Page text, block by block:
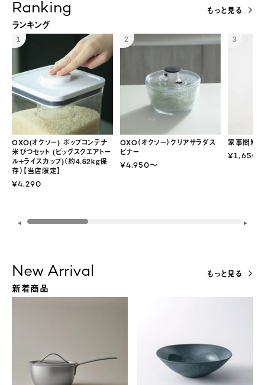
Ranking
ランキング
もっと見る
1
OXO(オクソー) ポップコンテナ
米びつセット (ビッグスクエアトー
ル+ライスカップ)（約4.62kg保
存）【当店限定】
¥4,290
2
OXO（オクソー）クリアサラダス
ピナー
¥4,950〜
3
家事問屋
¥1,650
◀ ▶
New Arrival
新着商品
もっと見る